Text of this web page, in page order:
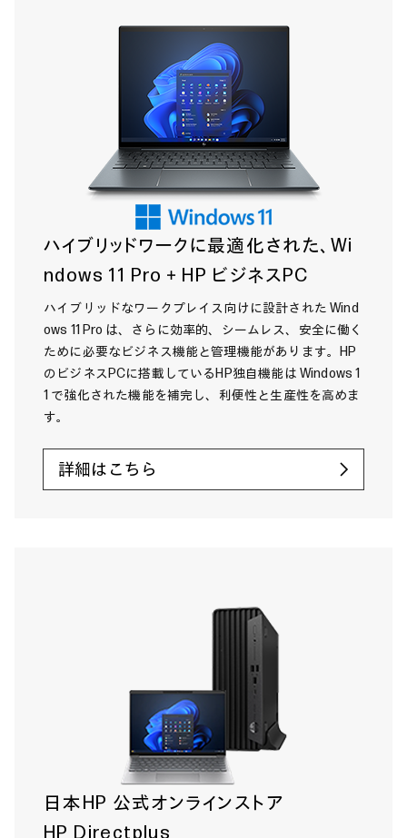
ハイブリッドワークに最適化された、Wi
ndows 11 Pro＋HP ビジネスPC
ハイブリッドなワークプレイス向けに設計された Wind
ows 11 Pro は、さらに効率的、シームレス、安全に働く
ために必要なビジネス機能と管理機能があります。HP
のビジネスPCに搭載しているHP独自機能は Windows 1
1 で強化された機能を補完し、利便性と生産性を高めま
す。
詳細はこちら
日本HP 公式オンラインストア
HP Directplus